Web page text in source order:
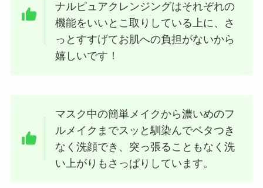
ナルピュアクレンジングはそれぞれの
機能をいいとこ取りしている上に、さ
っとすすげてお肌への負担がないから
嬉しいです！
マスク中の簡単メイクから濃いめのフ
ルメイクまでスッと馴染んでベタつき
なく洗顔でき、突っ張ることもなく洗
い上がりもさっぱりしています。